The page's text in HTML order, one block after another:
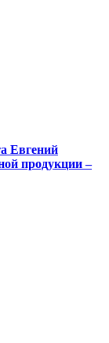
Евгений
продукции –